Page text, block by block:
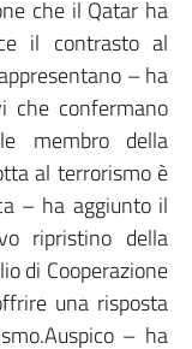
che il Qatar ha
il contrasto al
– ha
che confermano
membro della
al terrorismo è
– ha aggiunto il
ripristino della
di Cooperazione
una risposta
– ha